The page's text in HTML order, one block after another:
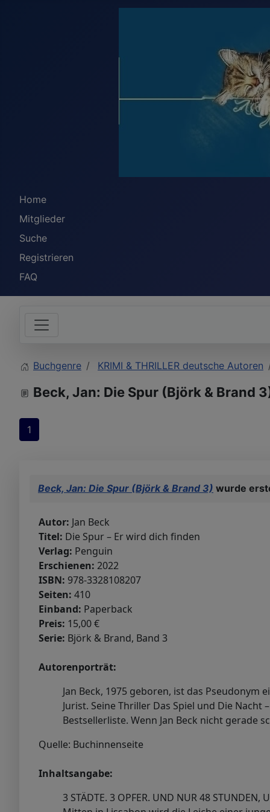
Home
Mitglieder
Suche
Registrieren
FAQ
Buchgenre KRIMI & THRILLER deutsche Autoren
Beck, Jan: Die Spur (Björk & Brand
1
Beck, Jan: Die Spur (Björk & Brand 3) wurde
Autor: Jan Beck
Titel: Die Spur – Er wird dich finden
Verlag: Penguin
Erschienen: 2022
ISBN: 978-3328108207
Seiten: 410
Einband: Paperback
Preis: 15,00 €
Serie: Björk & Brand, Band 3
Autorenporträt:
Jan Beck, 1975 geboren, ist das
Jurist. Seine Thriller Das Spiel und Die
Bestsellerliste. Wenn Jan Beck nicht gerade
Quelle: Buchinnenseite
Inhaltsangabe:
3 STÄDTE. 3 OPFER. UND NUR 48 STUNDEN,